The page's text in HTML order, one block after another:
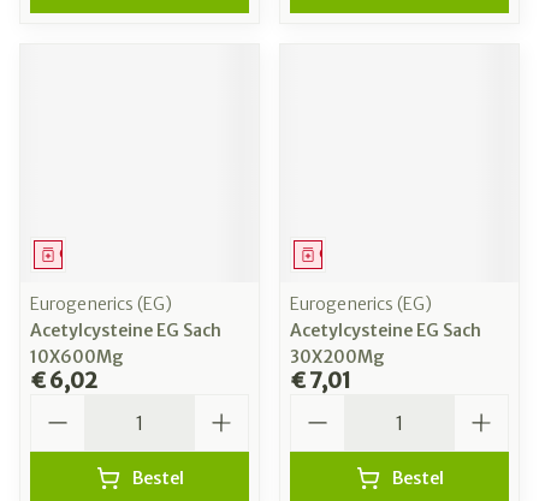
Geneesmiddel
Eurogenerics (EG)
Acetylcysteine EG Sach
10X600Mg
€ 6,02
Bestel
Geneesmiddel
Eurogenerics (EG)
Acetylcysteine EG Sach
30X200Mg
€ 7,01
Bestel